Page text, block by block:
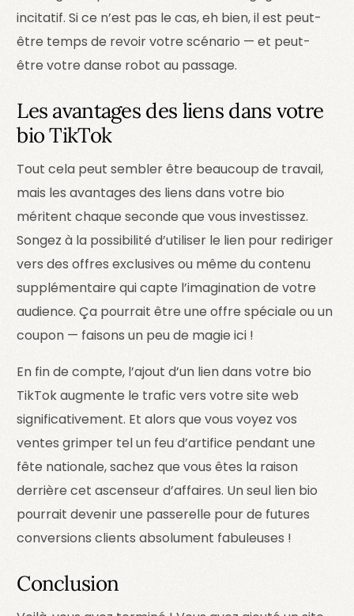
incitatif. Si ce n’est pas le cas, eh bien, il est peut-
être temps de revoir votre scénario — et peut-
être votre danse robot au passage.
Les avantages des liens dans votre
bio TikTok
Tout cela peut sembler être beaucoup de travail,
mais les avantages des liens dans votre bio
méritent chaque seconde que vous investissez.
Songez à la possibilité d’utiliser le lien pour rediriger
vers des offres exclusives ou même du contenu
supplémentaire qui capte l’imagination de votre
audience. Ça pourrait être une offre spéciale ou un
coupon — faisons un peu de magie ici !
En fin de compte, l’ajout d’un lien dans votre bio
TikTok augmente le trafic vers votre site web
significativement. Et alors que vous voyez vos
ventes grimper tel un feu d’artifice pendant une
fête nationale, sachez que vous êtes la raison
derrière cet ascenseur d’affaires. Un seul lien bio
pourrait devenir une passerelle pour de futures
conversions clients absolument fabuleuses !
Conclusion